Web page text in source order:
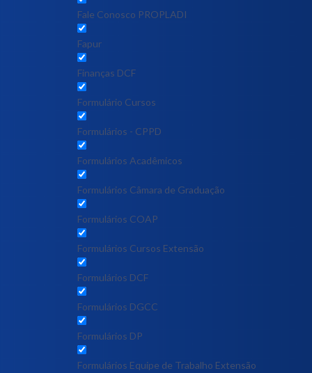
Fale Conosco PROPLADI
Fapur
Finanças DCF
Formulário Cursos
Formulários - CPPD
Formulários Acadêmicos
Formulários Câmara de Graduação
Formulários COAP
Formulários Cursos Extensão
Formulários DCF
Formulários DGCC
Formulários DP
Formulários Equipe de Trabalho Extensão